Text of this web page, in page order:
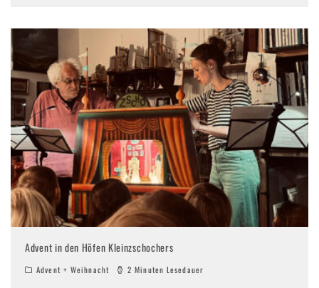
Advent in den Höfen Kleinzschochers
Advent + Weihnacht 2 Minuten Lesedauer